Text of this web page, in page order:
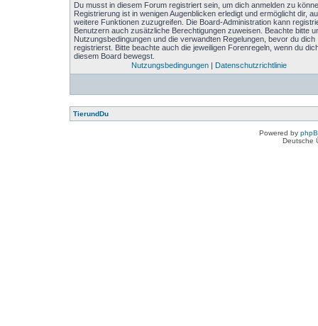
Du musst in diesem Forum registriert sein, um dich anmelden zu
Registrierung ist in wenigen Augenblicken erledigt und ermöglicht dir,
weitere Funktionen zuzugreifen. Die Board-Administration kann
Benutzern auch zusätzliche Berechtigungen zuweisen. Beachte bitte
Nutzungsbedingungen und die verwandten Regelungen, bevor du dich
registrierst. Bitte beachte auch die jeweiligen Forenregeln, wenn du
diesem Board bewegst.
Nutzungsbedingungen| Datenschutzrichtlinie
TierundDu
Powered by
Deutsche